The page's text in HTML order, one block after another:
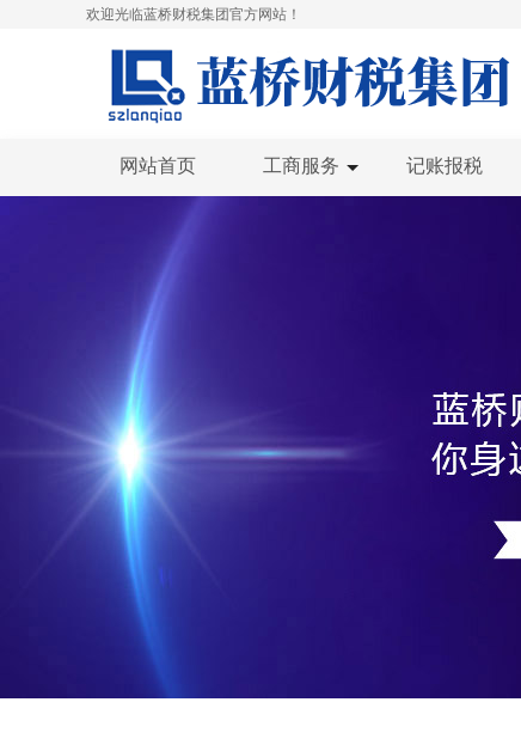
欢迎光临蓝桥财税集团官方网站！
网站首页 工商服务 记账报税